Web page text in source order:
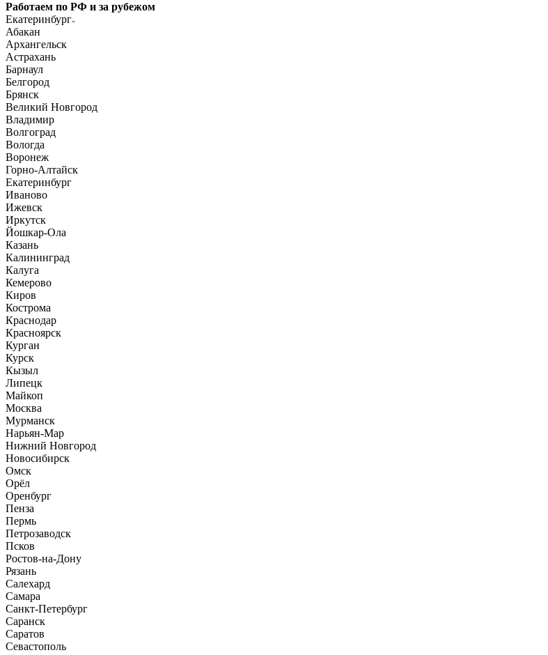
Работаем по РФ и за рубежом
Екатеринбург
Абакан
Архангельск
Астрахань
Барнаул
Белгород
Брянск
Великий Новгород
Владимир
Волгоград
Вологда
Воронеж
Горно-Алтайск
Екатеринбург
Иваново
Ижевск
Иркутск
Йошкар-Ола
Казань
Калининград
Калуга
Кемерово
Киров
Кострома
Краснодар
Красноярск
Курган
Курск
Кызыл
Липецк
Майкоп
Москва
Мурманск
Нарьян-Мар
Нижний Новгород
Новосибирск
Омск
Орёл
Оренбург
Пенза
Пермь
Петрозаводск
Псков
Ростов-на-Дону
Рязань
Салехард
Самара
Санкт-Петербург
Саранск
Саратов
Севастополь